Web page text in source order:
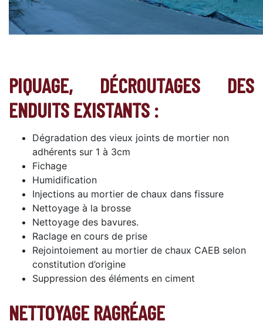
PIQUAGE, DÉCROUTAGES DES
ENDUITS EXISTANTS :
Dégradation des vieux joints de mortier non
adhérents sur 1 à 3cm
Fichage
Humidification
Injections au mortier de chaux dans fissure
Nettoyage à la brosse
Nettoyage des bavures.
Raclage en cours de prise
Rejointoiement au mortier de chaux CAEB selon
constitution d’origine
Suppression des éléments en ciment
NETTOYAGE RAGRÉAGE